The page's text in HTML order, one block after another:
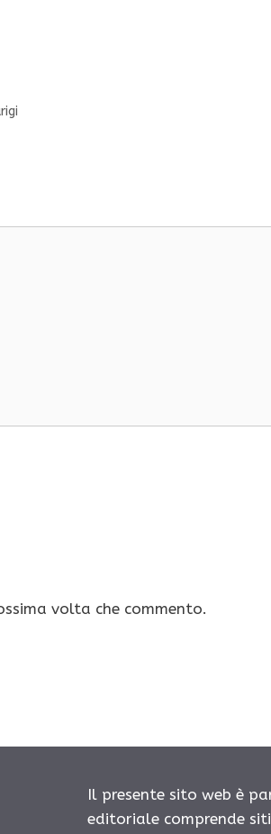
volta che commento.
Il presente sito web è
editoriale comprende